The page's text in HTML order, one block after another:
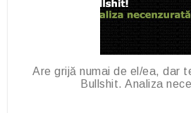
Are grijă numai de el/ea, dar
Bullshit. Analiza